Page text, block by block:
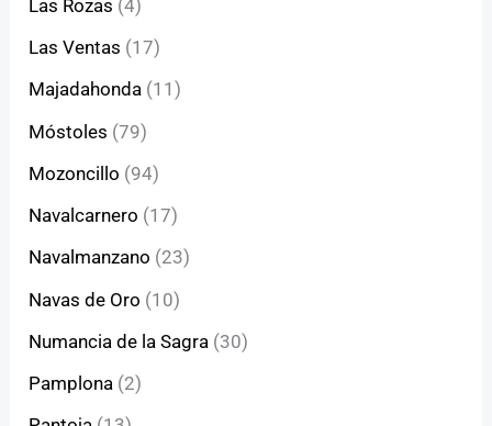
Las Rozas (4)
Las Ventas (17)
Majadahonda (11)
Móstoles (79)
Mozoncillo (94)
Navalcarnero (17)
Navalmanzano (23)
Navas de Oro (10)
Numancia de la Sagra (30)
Pamplona (2)